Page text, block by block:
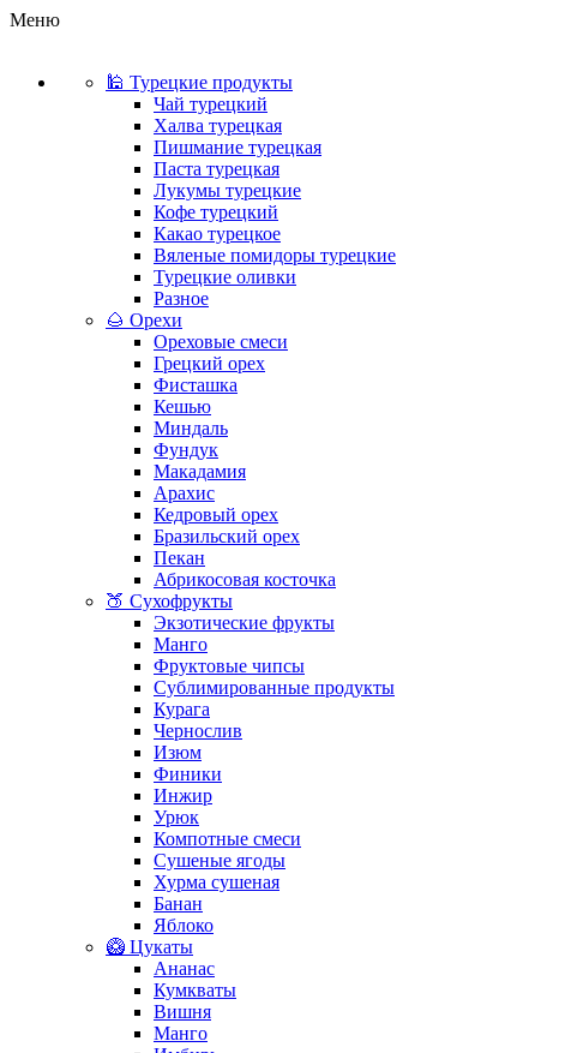
Меню
🕌 Турецкие продукты
Чай турецкий
Халва турецкая
Пишмание турецкая
Паста турецкая
Лукумы турецкие
Кофе турецкий
Какао турецкое
Вяленые помидоры турецкие
Турецкие оливки
Разное
🌰 Орехи
Ореховые смеси
Грецкий орех
Фисташка
Кешью
Миндаль
Фундук
Макадамия
Арахис
Кедровый орех
Бразильский орех
Пекан
Абрикосовая косточка
🍑 Сухофрукты
Экзотические фрукты
Манго
Фруктовые чипсы
Сублимированные продукты
Курага
Чернослив
Изюм
Финики
Инжир
Урюк
Компотные смеси
Сушеные ягоды
Хурма сушеная
Банан
Яблоко
🥝 Цукаты
Ананас
Кумкваты
Вишня
Манго